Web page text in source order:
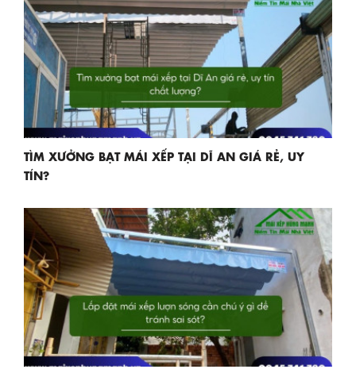
TÌM XƯỞNG BẠT MÁI XẾP TẠI DĨ AN GIÁ RẺ, UY
TÍN?